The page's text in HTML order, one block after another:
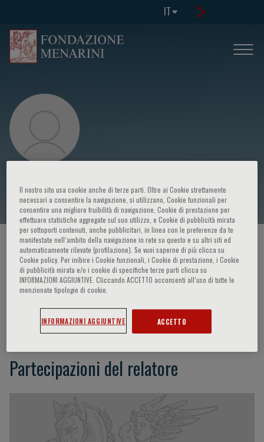
IT
Xiaoqiang Ding
HOME PAGE / CORSI ED EVENTI / RELATORE
Xiaoqiang Ding
Partecipazioni del relatore
Il nostro sito usa cookie anche di terze parti. Oltre ai Cookie strettamente
necessari a consentire la navigazione, si utilizzano, Cookie funzionali per
consentire una migliore fruibilità di navigazione, Cookie di prestazione per
effettuare statistiche aggregate sul suo utilizzo, e Cookie di pubblicità mirata
per sottoporti contenuti, anche pubblicitari, in linea con le preferenze da te
manifestate nell‘ambito della navigazione in rete su questo e su altri siti ed
automaticamente rilevate (profilazione). Se vuoi saperne di più clicca su
Cookie policy. Per inibire i Cookie funzionali, i Cookie di prestazione, i Cookie
di pubblicità mirata e/o i cookie di specifiche terze parti clicca su
INFORMAZIONI AGGIUNTIVE. Cliccando ACCETTO acconsenti all’uso di tutte le
menzionate tipologie di cookie.
INFORMAZIONI AGGIUNTIVE ACCETTO